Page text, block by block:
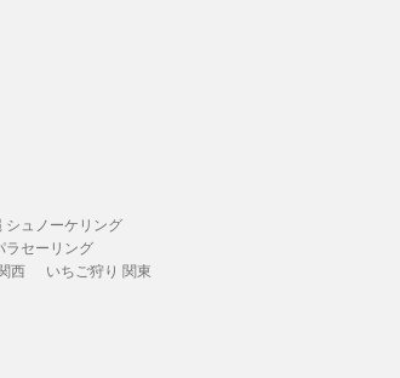
シュノーケリング
ラセーリング
西
いちご狩り 関東